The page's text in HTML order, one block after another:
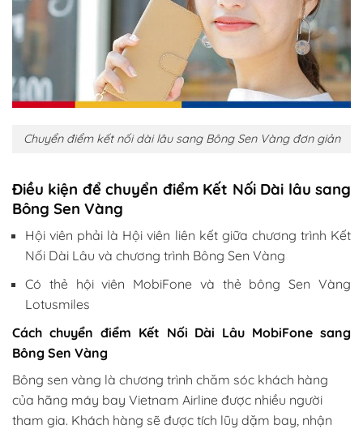
Chuyển điểm kết nối dài lâu sang Bông Sen Vàng đơn giản
Điều kiện để chuyển điểm Kết Nối Dài lâu sang
Bông Sen Vàng
Hội viên phải là Hội viên liên kết giữa chương trình Kết
Nối Dài Lâu và chương trình Bông Sen Vàng
Có thẻ hội viên MobiFone và thẻ bông Sen Vàng
Lotusmiles
Cách chuyển điểm Kết Nối Dài Lâu MobiFone sang
Bông Sen Vàng
Bông sen vàng là chương trình chăm sóc khách hàng
của hãng máy bay Vietnam Airline được nhiều người
tham gia. Khách hàng sẽ được tích lũy dặm bay, nhận